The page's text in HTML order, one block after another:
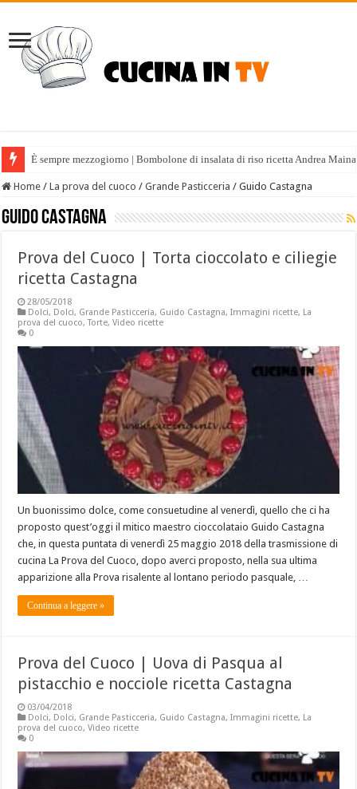
È sempre mezzogiorno | Bombolone di insalata di riso ricetta Andrea
Home / La prova del cuoco / Grande Pasticceria / Guido Castagna
Guido Castagna
Prova del Cuoco | Torta cioccolato e ciliegie
ricetta Castagna
28/05/2018
Dolci, Dolci, Grande Pasticceria, Guido Castagna,Immagini ricette, La
prova del cuoco,Torte,Video ricette
0
Un buonissimo dolce, come consuetudine al venerdì, quello che ci ha
proposto quest’oggi il mitico maestro cioccolataio Guido Castagna
che, in questa puntata di venerdì 25 maggio 2018 della trasmissione di
cucina La Prova del Cuoco, dopo averci proposto, nella sua ultima
apparizione alla Prova risalente al lontano periodo pasquale, …
Continua a leggere »
Prova del Cuoco | Uova di Pasqua al
pistacchio e nocciole ricetta Castagna
03/04/2018
Dolci, Dolci, Grande Pasticceria, Guido Castagna,Immagini ricette, La
prova del cuoco,Video ricette
0